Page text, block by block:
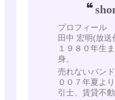
プロフィール
田中 宏明(放送
１９８０年生
身。
売れないバン
００７年夏よ
引士、賃貸不